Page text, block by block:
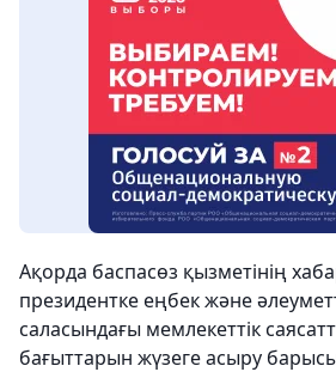
Ақорда баспасөз қызметінің
президентке еңбек және
саласындағы мемлекеттік
бағыттарын жүзеге асыру